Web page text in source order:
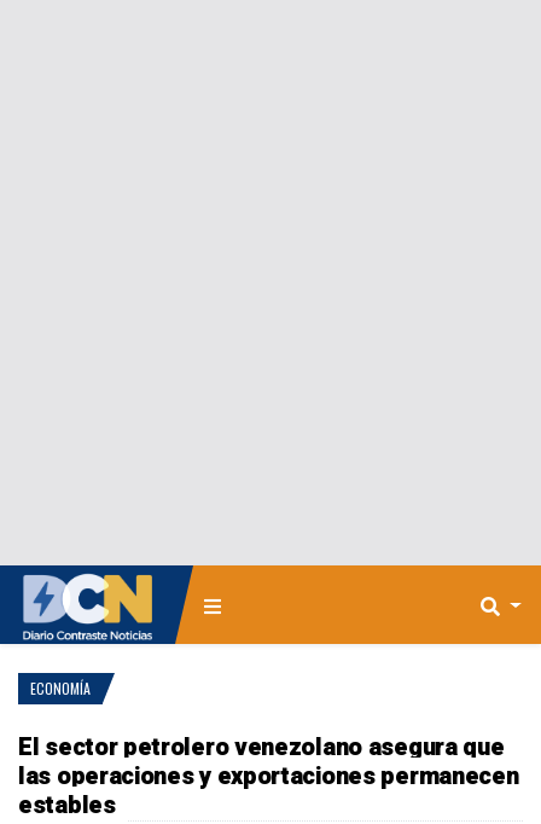
ECONOMÍA
El sector petrolero venezolano asegura que
las operaciones y exportaciones permanecen
estables